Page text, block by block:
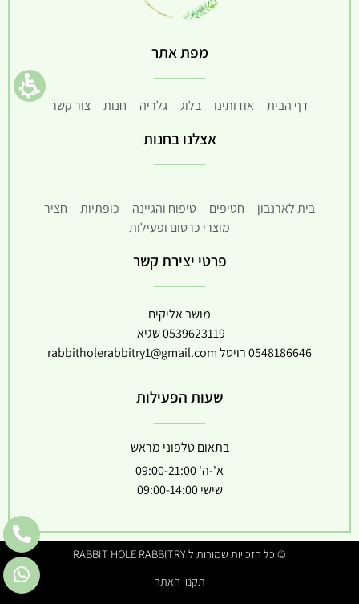
מפת אתר
דף הבית אודותינו בלוג גלריה חנות צור קשר
אצלנו בחנות
בית לארנבון חטיפים טיפוח והגיינה כופתיות
חציר
מוצרי כרסום ופעילות
פרטי יצירת קשר
מושב אליקים
0539623119שגיא
0548186646רויטלrabbitholerabbitry1@gmail.com
שעות הפעילות
בתאום טלפוני מראש
א'-ה' 09:00-21:00
שישי 09:00-14:00
© כל הזכויות שמורות ל RABBIT HOLE RABBITRY
תקנון האתר